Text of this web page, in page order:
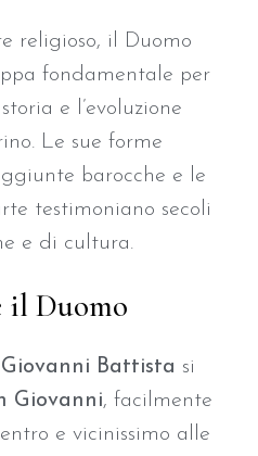
religioso, il Duomo
fondamentale per
e l’evoluzione
Le sue forme
barocche e le
testimoniano secoli
e di cultura.
il Duomo
Battista si
Giovanni, facilmente
e vicinissimo alle